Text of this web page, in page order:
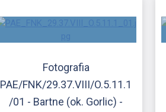
Fotografia
PAE/FNK/29.37.VIII/O.5.11.1
/01 - Bartne (ok. Gorlic) -